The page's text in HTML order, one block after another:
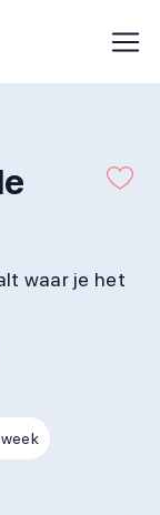
waar je het